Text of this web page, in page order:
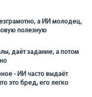
а ИИ молодец,
полезную
даёт задание, а потом
- ИИ часто выдаёт
это бред, его легко